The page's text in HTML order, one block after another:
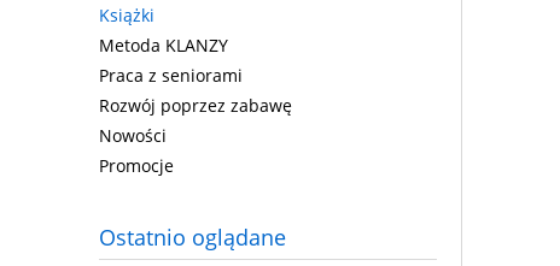
Książki
Metoda KLANZY
Praca z seniorami
Rozwój poprzez zabawę
Nowości
Promocje
Ostatnio oglądane